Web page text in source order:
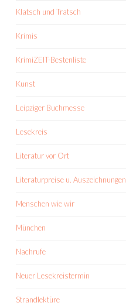
Klatsch und Tratsch
Krimis
KrimiZEIT-Bestenliste
Kunst
Leipziger Buchmesse
Lesekreis
Literatur vor Ort
Literaturpreise u. Auszeichnungen
Menschen wie wir
München
Nachrufe
Neuer Lesekreistermin
Strandlektüre